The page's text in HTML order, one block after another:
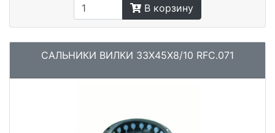
В корзину
САЛЬНИКИ ВИЛКИ 33X45X8/10 RFC.071